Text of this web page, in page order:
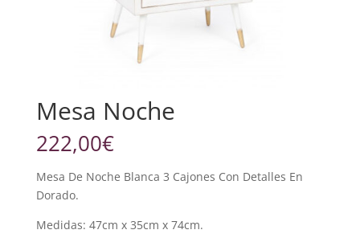
Mesa Noche
222,00€
Mesa De Noche Blanca 3 Cajones Con Detalles En
Dorado.
Medidas: 47cm x 35cm x 74cm.